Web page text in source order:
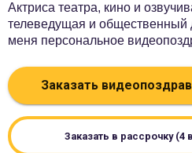
Актриса театра, кино и
телеведущая и общественный
меня персональное
Заказать
Заказать в рассрочку (4